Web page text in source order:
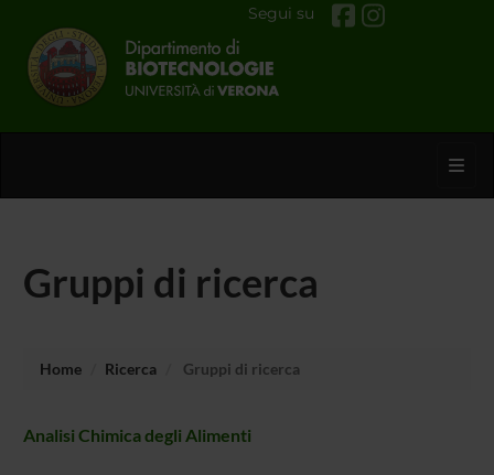
Segui su
Gruppi di ricerca
Home Ricerca Gruppi di ricerca
Analisi Chimica degli Alimenti